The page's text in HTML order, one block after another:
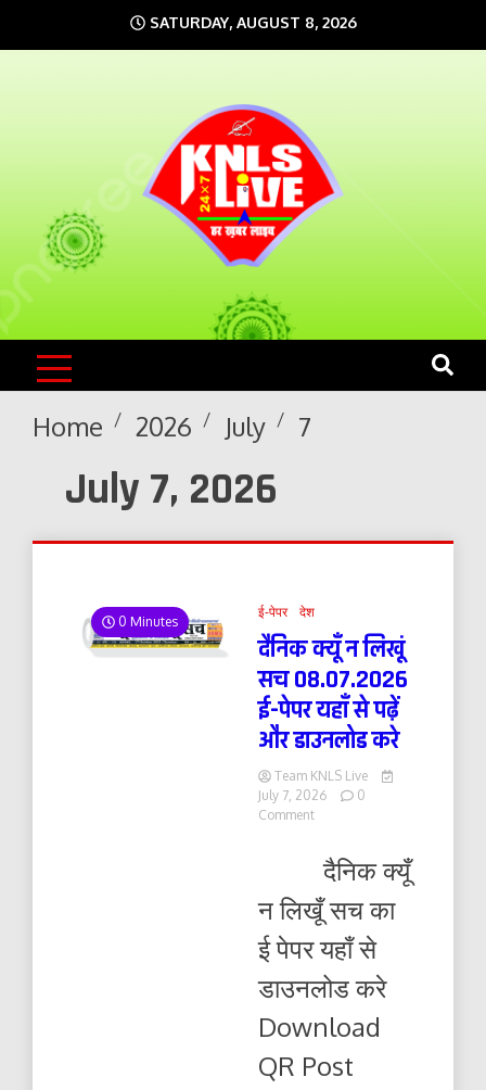
to
SATURDAY, AUGUST 8, 2026
KNLS LIVE
India`s No.1 News Portal
Home 2026 July 7
July 7, 2026
0 Minutes
ई-पेपर देश
दैनिक क्यूँ न लिखूं
सच 08.07.2026
ई-पेपर यहाँ से पढ़ें
और डाउनलोड करे
Team KNLS Live
July 7, 2026
0
Commenton
सच
08.07.2026
ई-
पेपर
यहाँ
पढ़ें
डाउनलोड
दैनिक क्यूँ
न लिखूँ सच का
ई पेपर यहाँ से
डाउनलोड करे
Download
QR Post